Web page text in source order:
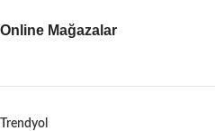
Online Mağazalar
Trendyol